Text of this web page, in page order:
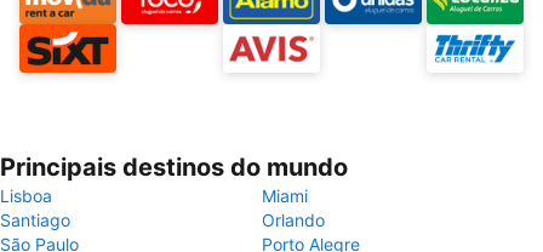
Principais destinos do mundo
Lisboa
Miami
Santiago
Orlando
São Paulo
Porto Alegre